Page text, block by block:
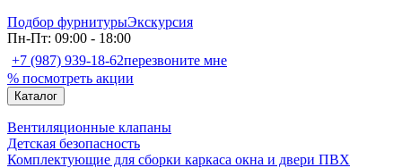
Подбор фурнитурыЭкскурсия
Пн-Пт: 09:00 - 18:00
+7 (987) 939-18-62перезвоните мне
% посмотреть акции
Каталог
Вентиляционные клапаны
Детская безопасность
Комплектующие для сборки каркаса окна и двери ПВХ